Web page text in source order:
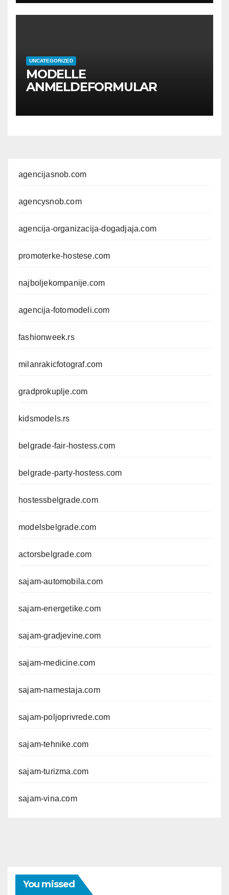
UNCATEGORIZED
MODELLE
ANMELDEFORMULAR
agencijasnob.com
agencysnob.com
agencija-organizacija-dogadjaja.com
promoterke-hostese.com
najboljekompanije.com
agencija-fotomodeli.com
fashionweek.rs
milanrakicfotograf.com
gradprokuplje.com
kidsmodels.rs
belgrade-fair-hostess.com
belgrade-party-hostess.com
hostessbelgrade.com
modelsbelgrade.com
actorsbelgrade.com
sajam-automobila.com
sajam-energetike.com
sajam-gradjevine.com
sajam-medicine.com
sajam-namestaja.com
sajam-poljoprivrede.com
sajam-tehnike.com
sajam-turizma.com
sajam-vina.com
You missed